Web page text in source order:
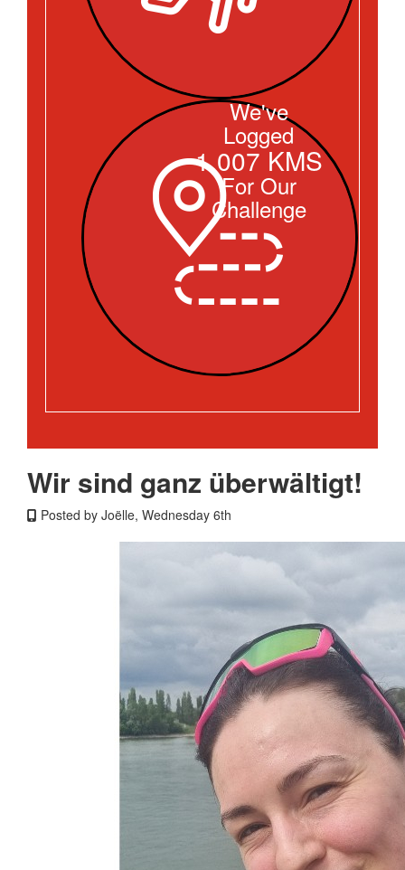
We've
Logged
1,007 KMS
For Our
Challenge
Wir sind ganz überwältigt!
Posted by Joëlle, Wednesday 6th